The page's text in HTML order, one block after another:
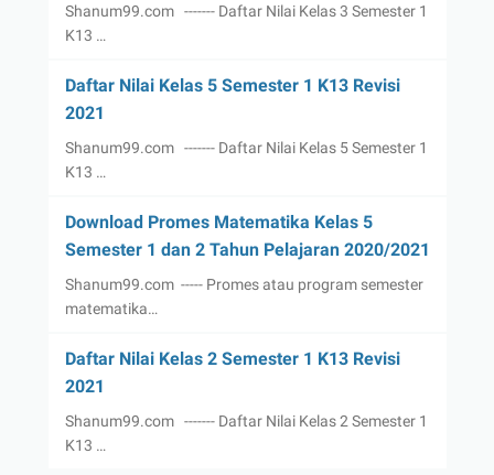
Shanum99.com ------- Daftar Nilai Kelas 3 Semester 1
K13 …
Daftar Nilai Kelas 5 Semester 1 K13 Revisi
2021
Shanum99.com ------- Daftar Nilai Kelas 5 Semester 1
K13 …
Download Promes Matematika Kelas 5
Semester 1 dan 2 Tahun Pelajaran 2020/2021
Shanum99.com ----- Promes atau program semester
matematika…
Daftar Nilai Kelas 2 Semester 1 K13 Revisi
2021
Shanum99.com ------- Daftar Nilai Kelas 2 Semester 1
K13 …